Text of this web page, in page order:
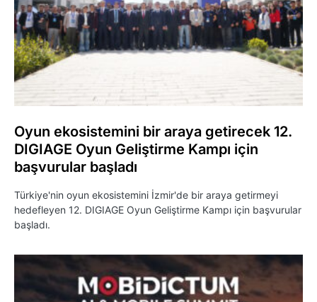
Oyun ekosistemini bir araya getirecek 12.
DIGIAGE Oyun Geliştirme Kampı için
başvurular başladı
Türkiye'nin oyun ekosistemini İzmir'de bir araya getirmeyi
hedefleyen 12. DIGIAGE Oyun Geliştirme Kampı için başvurular
başladı.